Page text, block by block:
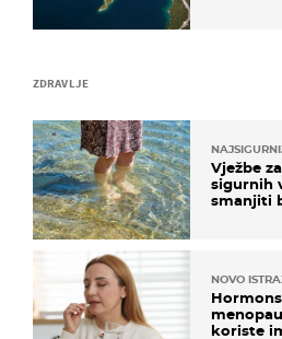
ZDRAVLJE
Vježbe
sigurnih
smanjiti
NOVO
koriste